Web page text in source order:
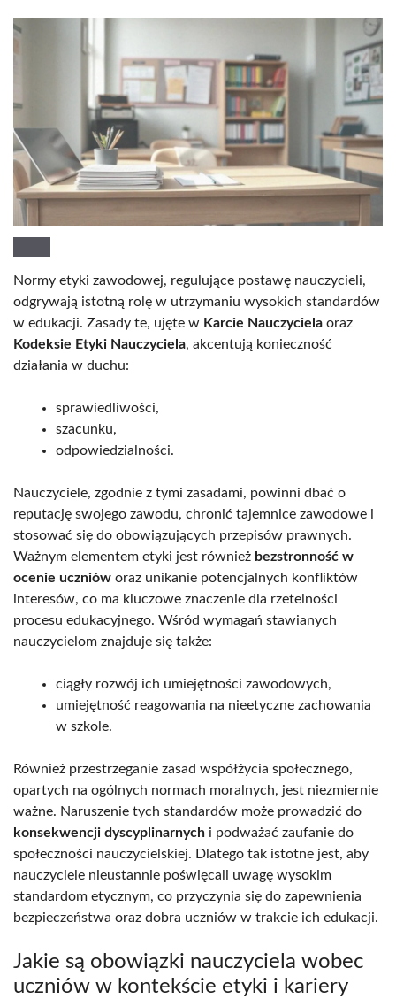
Normy etyki zawodowej, regulujące postawę nauczycieli,
odgrywają istotną rolę w utrzymaniu wysokich standardów
w edukacji. Zasady te, ujęte w Karcie Nauczyciela oraz
Kodeksie Etyki Nauczyciela, akcentują konieczność
działania w duchu:
sprawiedliwości,
szacunku,
odpowiedzialności.
Nauczyciele, zgodnie z tymi zasadami, powinni dbać o
reputację swojego zawodu, chronić tajemnice zawodowe i
stosować się do obowiązujących przepisów prawnych.
Ważnym elementem etyki jest również bezstronność w
ocenie uczniów oraz unikanie potencjalnych konfliktów
interesów, co ma kluczowe znaczenie dla rzetelności
procesu edukacyjnego. Wśród wymagań stawianych
nauczycielom znajduje się także:
ciągły rozwój ich umiejętności zawodowych,
umiejętność reagowania na nieetyczne zachowania
w szkole.
Również przestrzeganie zasad współżycia społecznego,
opartych na ogólnych normach moralnych, jest niezmiernie
ważne. Naruszenie tych standardów może prowadzić do
konsekwencji dyscyplinarnych i podważać zaufanie do
społeczności nauczycielskiej. Dlatego tak istotne jest, aby
nauczyciele nieustannie poświęcali uwagę wysokim
standardom etycznym, co przyczynia się do zapewnienia
bezpieczeństwa oraz dobra uczniów w trakcie ich edukacji.
Jakie są obowiązki nauczyciela wobec
uczniów w kontekście etyki i kariery